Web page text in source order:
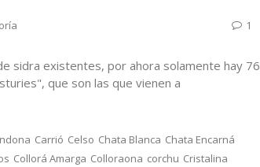
1
sidra existentes, por ahora solamente hay 76
que son las que vienen a
Carrió Celso Chata Blanca Chata Encarná
Collorá Amarga Colloraona corchu Cristalina